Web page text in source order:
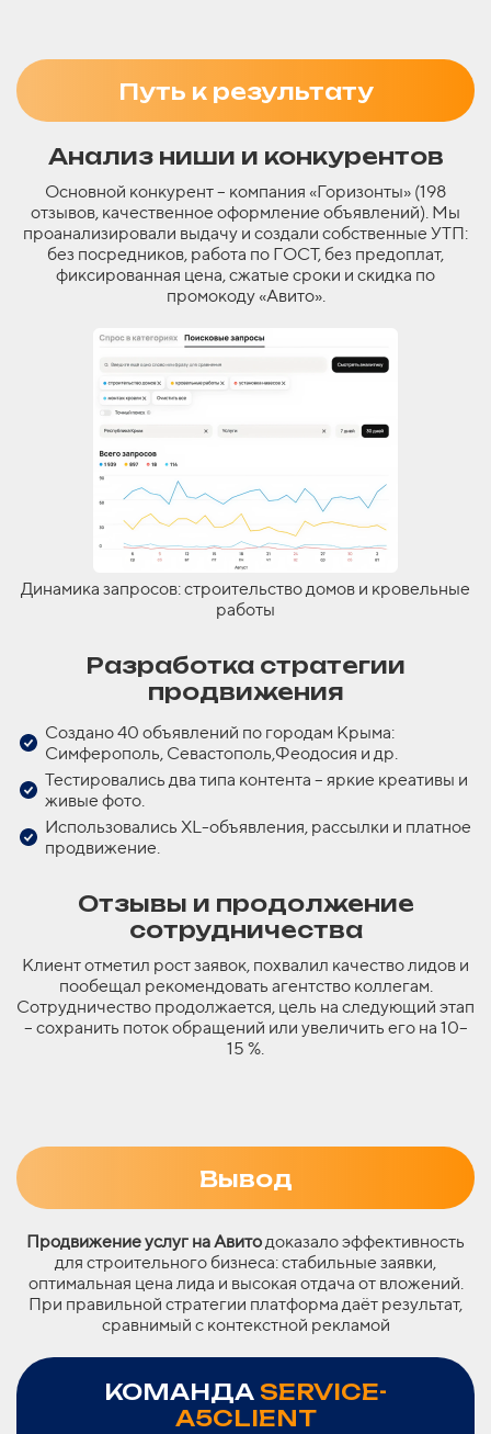
Путь к результату
Анализ ниши и конкурентов
Основной конкурент – компания «Горизонты» (198
отзывов, качественное оформление объявлений). Мы
проанализировали выдачу и создали собственные УТП:
без посредников, работа по ГОСТ, без предоплат,
фиксированная цена, сжатые сроки и скидка по
промокоду «Авито».
Динамика запросов: строительство домов и кровельные
работы
Разработка стратегии
продвижения
Создано 40 объявлений по городам Крыма:
Симферополь, Севастополь,Феодосия и др.
Тестировались два типа контента – яркие креативы и
живые фото.
Использовались XL-объявления, рассылки и платное
продвижение.
Отзывы и продолжение
сотрудничества
Клиент отметил рост заявок, похвалил качество лидов и
пообещал рекомендовать агентство коллегам.
Сотрудничество продолжается, цель на следующий этап
– сохранить поток обращений или увеличить его на 10–
15 %.
Вывод
Продвижение услуг на Авитодоказало эффективность
для строительного бизнеса: стабильные заявки,
оптимальная цена лида и высокая отдача от вложений.
При правильной стратегии платформа даёт результат,
сравнимый с контекстной рекламой
КОМАНДА SERVICE-
A5CLIENT